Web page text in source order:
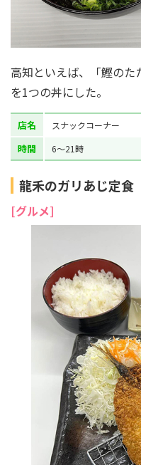
高知といえば、「鰹のた
を1つの丼にした。
店名 スナックコーナー
時間 6～21時
龍禾のガリあじ定食
[グルメ]